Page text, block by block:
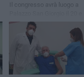
Il congresso avrà luogo a
21 dicembre. Con
l'ematologo tranese i
professori Guglielmi e Liso